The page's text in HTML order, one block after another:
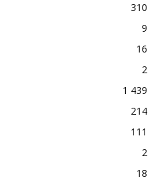
310
9
16
2
1 439
214
111
2
18